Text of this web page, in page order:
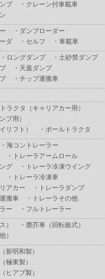
プ ・ クレーン付車載車
・ ダンプローダー
ダ ・ セルフ ・ 車載車
・ ロングダンプ ・ 土砂禁ダンプ
・ 天蓋ダンプ
・ チップ運搬車
トラクタ（キャリアカー用）
プ用）
リフト） ・ ポールトラクタ
・ 海コントレーラー
・
トレーラアームロール
グ ・
トレーラ冷凍ウイング
・
トレーラ冷凍車
アカー ・
トレーラダンプ
搬車 ・
トレーラその他
ー ・ フルトレーラー
） ・ 塵芥車（回転板式）
）
新明和製）
極東製）
ヒアブ製）